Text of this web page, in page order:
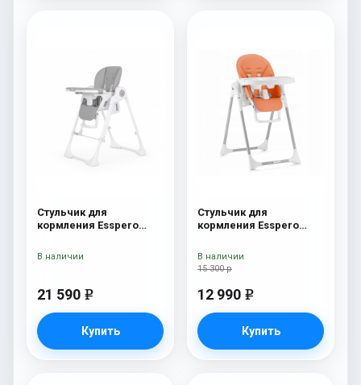
Стульчик для
кормления Esspero
21 590 e
Купить
В наличии
Стульчик для
кормления Esspero
15 300 р
12 990 e
Купить
В наличии